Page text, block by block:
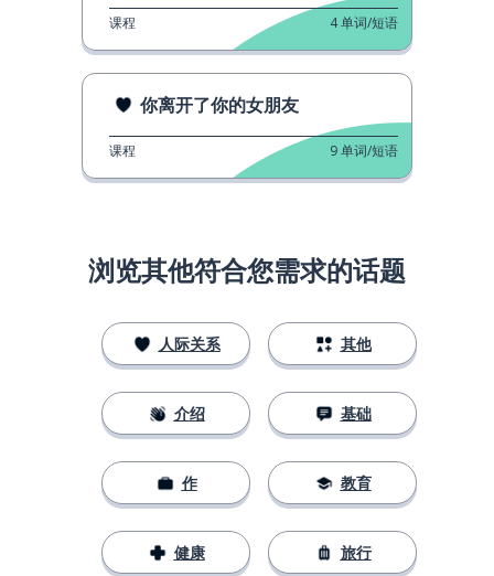
课程 4单词/短语
你离开了你的女朋友
课程 9单词/短语
浏览其他符合您需求的话题
人际关系
介绍
作
健康
其他
基础
教育
旅行